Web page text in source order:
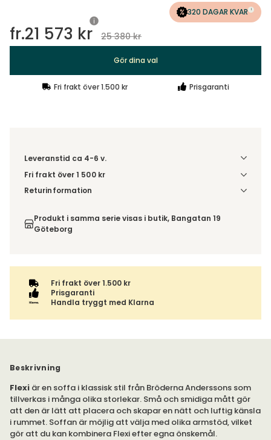
320 DAGAR KVAR
fr.21 573 kr 25 380 kr
Gör dina val
Fri frakt över 1.500 kr Prisgaranti
Leveranstid ca 4-6 v.
Fri frakt över 1 500 kr
Välj utförande via 'Gör dina val' för fraktinformation på din
Returinformation
inte av ångerrätten.
Produkt i samma serie visas i butik, Bangatan 19
Göteborg
Fri frakt över 1.500 kr
Prisgaranti
Handla tryggt med Klarna
Beskrivning
Flexi är en soffa i klassisk stil från Bröderna Anderssons som
tillverkas i många olika storlekar. Små och smidiga mått gör
att den är lätt att placera och skapar en nätt och luftig känsla
i rummet. Soffan är möjlig att välja med olika armstöd, vilket
gör att du kan kombinera Flexi efter egna önskemål.